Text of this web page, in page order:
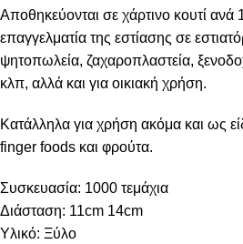
Αποθηκεύονται σε χάρτινο κουτί ανά
επαγγελματία της εστίασης σε
ψητοπωλεία, ζαχαροπλαστεία,
κλπ, αλλά και για οικιακή χρήση.
Κατάλληλα για χρήση ακόμα και ως
finger foods και φρούτα.
Συσκευασία: 1000 τεμάχια
Διάσταση: 11cm 14cm
Υλικό: Ξύλο